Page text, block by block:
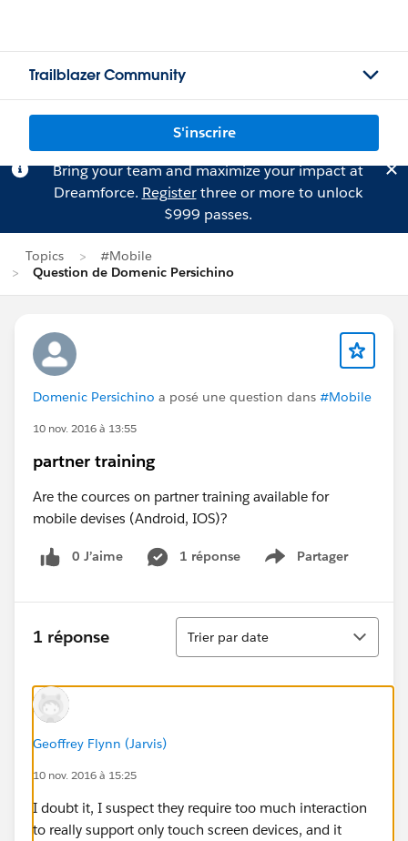
Trailblazer Community
S'inscrire
Bring your team and maximize your impact at
Dreamforce. Registerthree or more to unlock
$999 passes.
Topics
#Mobile
Question de Domenic Persichino
Domenic Persichino a posé une question dans #Mobile
10 nov. 2016 à 13:55
partner training
Are the cources on partner training available for
mobile devises (Android, IOS)?
0 J’aime 1 réponse Partager
Show menu
1 réponse
Tri
Trier par date
Geoffrey Flynn (Jarvis)
10 nov. 2016 à 15:25
I doubt it, I suspect they require too much interaction
to really support only touch screen devices, and it